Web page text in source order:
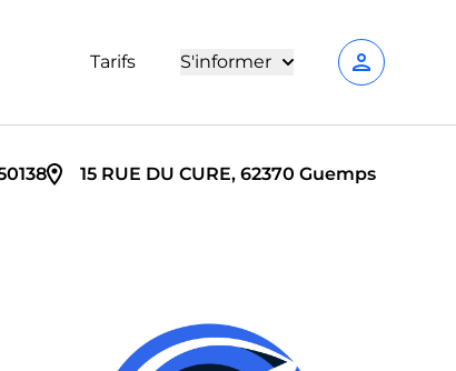
Tarifs S'informer person
15 RUE DU CURE, 62370 Guemps